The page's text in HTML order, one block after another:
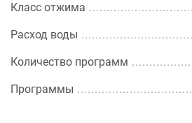
Класс отжима
Расход воды
Количество программ
Программы